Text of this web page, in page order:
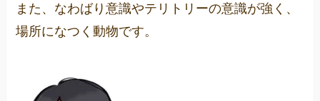
また、 なわばり意識やテリトリーの意識が強く、
場所になつく動物です。